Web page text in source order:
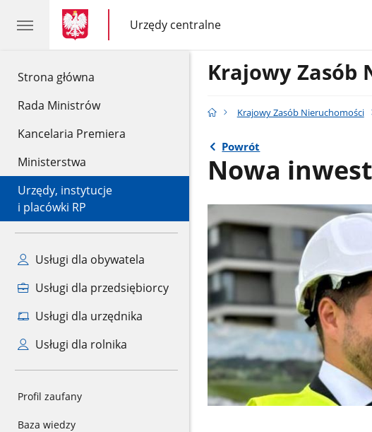
Strona główna
Rada Ministrów
Kancelaria Premiera
Ministerstwa
Urzędy, instytucje
i placówki RP
Usługi dla obywatela
Usługi dla przedsiębiorcy
Usługi dla urzędnika
Usługi dla rolnika
Profil zaufany
Baza wiedzy
gov.pl
gov.pl
Urzędy centralne
gov.pl
Urzędy
centralne
Krajowy Zasób
Krajowy Zasób Nieruchomości
Powrót
Nowa